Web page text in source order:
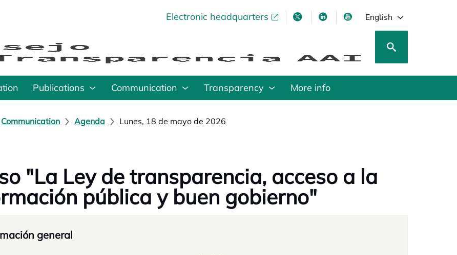
Electronic headquarters
opens in a new tabopens in a new tab
opens in a new tab
opens in a new tab
English
Publications Communication Transparency More info
Communication Agenda Lunes, 18 de mayo de 2026
"La Ley de transparencia, acceso a la
pública y buen gobierno"
general